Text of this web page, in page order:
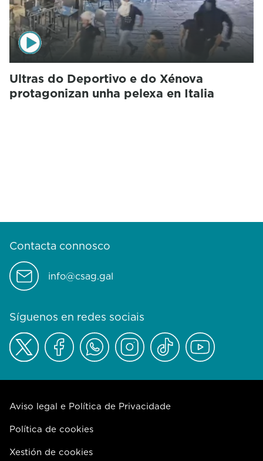
Ultras do Deportivo e do Xénova
protagonizan unha pelexa en Italia
Contacta connosco
info@csag.gal
Síguenos en redes sociais
Aviso legal e Política de Privacidade
Política de cookies
Xestión de cookies